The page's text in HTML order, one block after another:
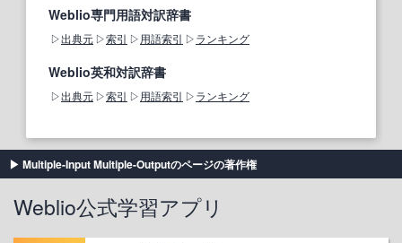
Weblio専門用語対訳辞書
出典元 索引 用語索引 ランキング
Weblio英和対訳辞書
出典元 索引 用語索引 ランキング
Multiple-Input Multiple-Outputのページの著作権
Weblio公式学習アプリ